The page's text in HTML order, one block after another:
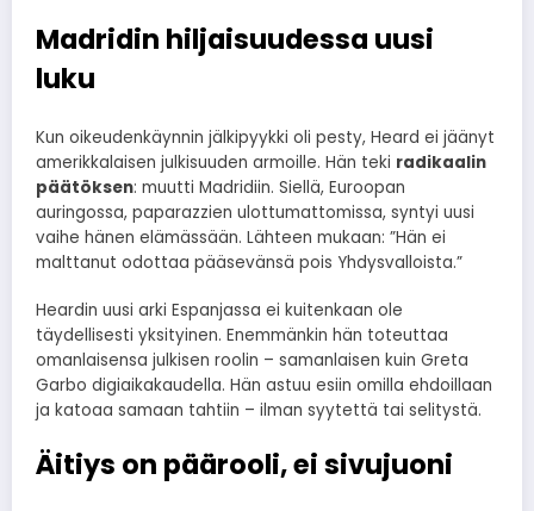
Madridin hiljaisuudessa uusi
luku
Kun oikeudenkäynnin jälkipyykki oli pesty, Heard ei jäänyt
amerikkalaisen julkisuuden armoille. Hän teki radikaalin
päätöksen: muutti Madridiin. Siellä, Euroopan
auringossa, paparazzien ulottumattomissa, syntyi uusi
vaihe hänen elämässään. Lähteen mukaan: ”Hän ei
malttanut odottaa pääsevänsä pois Yhdysvalloista.”
Heardin uusi arki Espanjassa ei kuitenkaan ole
täydellisesti yksityinen. Enemmänkin hän toteuttaa
omanlaisensa julkisen roolin – samanlaisen kuin Greta
Garbo digiaikakaudella. Hän astuu esiin omilla ehdoillaan
ja katoaa samaan tahtiin – ilman syytettä tai selitystä.
Äitiys on päärooli, ei sivujuoni